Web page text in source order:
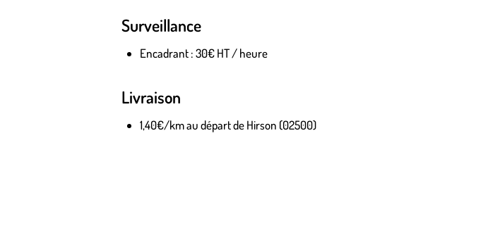
Surveillance
Encadrant : 30€ HT / heure
Livraison
1,40€/km au départ de Hirson (02500)